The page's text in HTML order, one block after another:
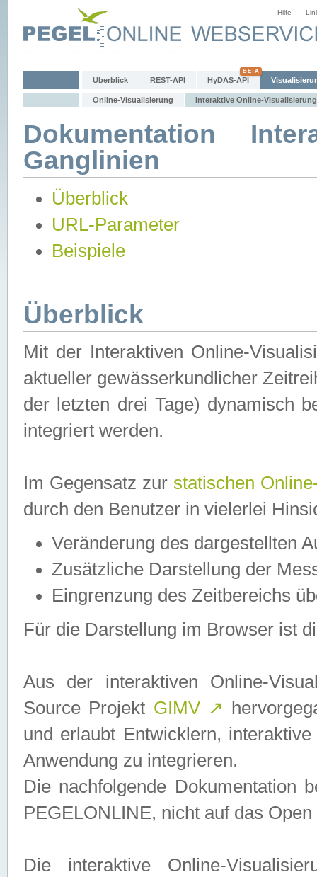
Hilfe
Überblick REST-API HyDAS-API
Online-Visualisierung Interaktive Online-Visualisierung
Dokumentation
Ganglinien
Überblick
URL-Parameter
Beispiele
Überblick
Mit der Interaktiven Online-
aktueller gewässerkundlicher
der letzten drei Tage) dynamisch
integriert werden.
Im Gegensatz zur statischen
durch den Benutzer in vielerlei
Veränderung des dargestellten
Zusätzliche Darstellung der
Eingrenzung des Zeitbereichs
Für die Darstellung im Browser ist
Aus der interaktiven Online-
Source Projekt GIMV ↗
und erlaubt Entwicklern,
Anwendung zu integrieren.
Die nachfolgende Dokumentation
PEGELONLINE, nicht auf das
Die interaktive Online-